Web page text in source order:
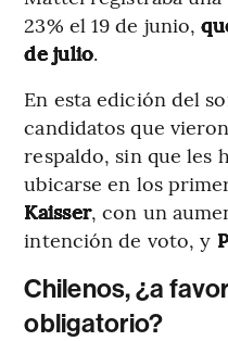
23% el 19 de junio,
de julio.
En esta edición del
candidatos que
respaldo, sin que les
ubicarse en los
Kaisser, con un
intención de voto, y
Chilenos, ¿a
obligatorio?